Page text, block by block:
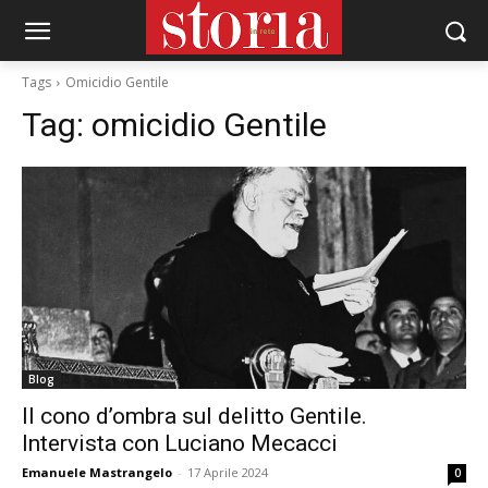
Tags Omicidio Gentile
Tag: omicidio Gentile
Blog
Il cono d’ombra sul delitto Gentile.
Intervista con Luciano Mecacci
Emanuele Mastrangelo - 17 Aprile 2024 0